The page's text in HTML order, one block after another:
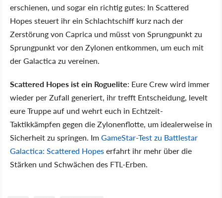
erschienen, und sogar ein richtig gutes: In Scattered
Hopes steuert ihr ein Schlachtschiff kurz nach der
Zerstörung von Caprica und müsst von Sprungpunkt zu
Sprungpunkt vor den Zylonen entkommen, um euch mit
der Galactica zu vereinen.
Scattered Hopes ist ein Roguelite: Eure Crew wird immer
wieder per Zufall generiert, ihr trefft Entscheidung, levelt
eure Truppe auf und wehrt euch in Echtzeit-
Taktikkämpfen gegen die Zylonenflotte, um idealerweise in
Sicherheit zu springen. ImGameStar-Test zu Battlestar
Galactica: Scattered Hopeserfahrt ihr mehr über die
Stärken und Schwächen des FTL-Erben.